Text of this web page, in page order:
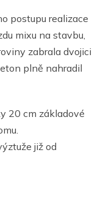
postupu realizace
mixu na stavbu,
zabrala dvojici
plně nahradil
20 cm základové
již od